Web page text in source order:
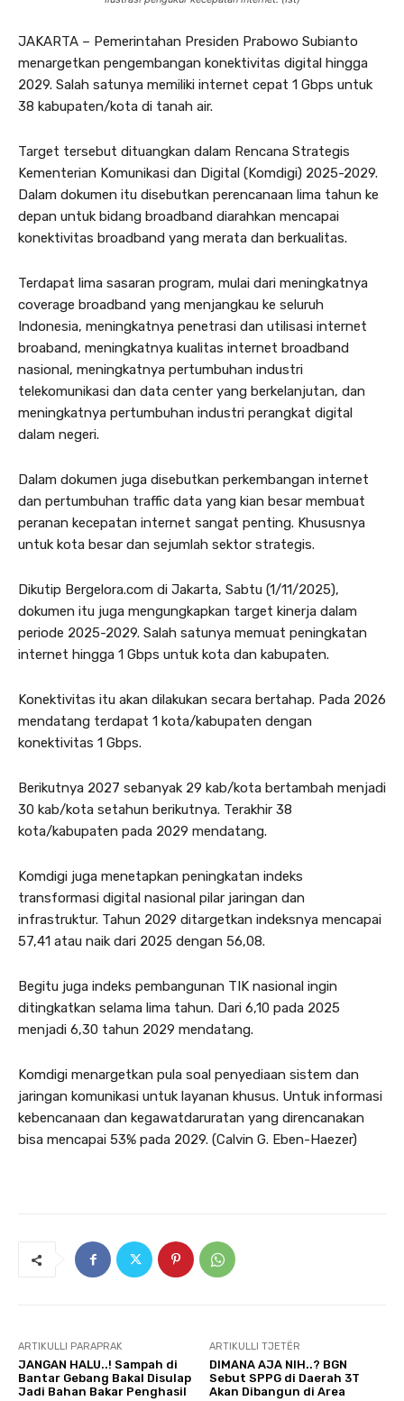
JAKARTA – Pemerintahan Presiden Prabowo Subianto
menargetkan pengembangan konektivitas digital hingga
2029. Salah satunya memiliki internet cepat 1 Gbps untuk
38 kabupaten/kota di tanah air.
Target tersebut dituangkan dalam Rencana Strategis
Kementerian Komunikasi dan Digital (Komdigi) 2025-2029.
Dalam dokumen itu disebutkan perencanaan lima tahun ke
depan untuk bidang broadband diarahkan mencapai
konektivitas broadband yang merata dan berkualitas.
Terdapat lima sasaran program, mulai dari meningkatnya
coverage broadband yang menjangkau ke seluruh
Indonesia, meningkatnya penetrasi dan utilisasi internet
broaband, meningkatnya kualitas internet broadband
nasional, meningkatnya pertumbuhan industri
telekomunikasi dan data center yang berkelanjutan, dan
meningkatnya pertumbuhan industri perangkat digital
dalam negeri.
Dalam dokumen juga disebutkan perkembangan internet
dan pertumbuhan traffic data yang kian besar membuat
peranan kecepatan internet sangat penting. Khususnya
untuk kota besar dan sejumlah sektor strategis.
Dikutip Bergelora.com di Jakarta, Sabtu (1/11/2025),
dokumen itu juga mengungkapkan target kinerja dalam
periode 2025-2029. Salah satunya memuat peningkatan
internet hingga 1 Gbps untuk kota dan kabupaten.
Konektivitas itu akan dilakukan secara bertahap. Pada 2026
mendatang terdapat 1 kota/kabupaten dengan
konektivitas 1 Gbps.
Berikutnya 2027 sebanyak 29 kab/kota bertambah menjadi
30 kab/kota setahun berikutnya. Terakhir 38
kota/kabupaten pada 2029 mendatang.
Komdigi juga menetapkan peningkatan indeks
transformasi digital nasional pilar jaringan dan
infrastruktur. Tahun 2029 ditargetkan indeksnya mencapai
57,41 atau naik dari 2025 dengan 56,08.
Begitu juga indeks pembangunan TIK nasional ingin
ditingkatkan selama lima tahun. Dari 6,10 pada 2025
menjadi 6,30 tahun 2029 mendatang.
Komdigi menargetkan pula soal penyediaan sistem dan
jaringan komunikasi untuk layanan khusus. Untuk informasi
kebencanaan dan kegawatdaruratan yang direncanakan
bisa mencapai 53% pada 2029. (Calvin G. Eben-Haezer)
ARTIKULLI PARAPRAK
JANGAN HALU..! Sampah di
Bantar Gebang Bakal Disulap
Jadi Bahan Bakar Penghasil
ARTIKULLI TJETËR
DIMANA AJA NIH..? BGN
Sebut SPPG di Daerah 3T
Akan Dibangun di Area